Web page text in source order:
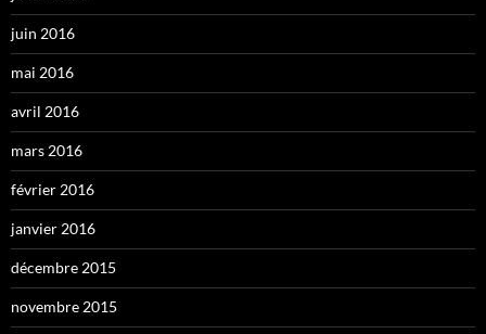
juin 2016
mai 2016
avril 2016
mars 2016
février 2016
janvier 2016
décembre 2015
novembre 2015